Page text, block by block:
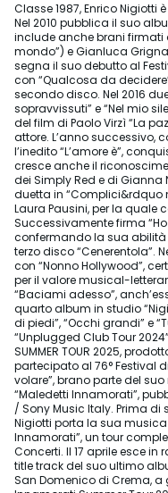
Classe 1987, Enrico Nigiotti
Nel 2010 pubblica il suo
include anche brani firmati
mondo”) e Gianluca
segna il suo debutto al
con “Qualcosa da
secondo disco. Nel 2016
sopravvissuti” e “Nel mio
del film di Paolo Virzì “La
attore. L’anno successivo,
l’inedito “L’amore è”,
cresce anche il
dei Simply Red e di Gianna
duetta in “Complici&rdquo
Laura Pausini, per la quale
Successivamente firma
confermando la sua abilità
terzo disco “Cenerentola”.
con “Nonno Hollywood”,
per il valore musical-
“Baciami adesso”,
quarto album in studio
di piedi”, “Occhi grandi” e
“Unplugged Club Tour
SUMMER TOUR 2025,
partecipato al 76° Festival
volare”, brano parte del
“Maledetti Innamorati”,
/ Sony Music Italy. Prima di
Nigiotti porta la sua
Innamorati”, un tour
Concerti. Il 17 aprile esce in
title track del suo ultimo
San Domenico di Crema, a